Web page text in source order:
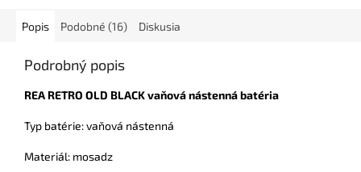
Popis Podobné (16) Diskusia
Podrobný popis
REA RETRO OLD BLACK vaňová nástenná batéria
Typ batérie: vaňová nástenná
Materiál: mosadz